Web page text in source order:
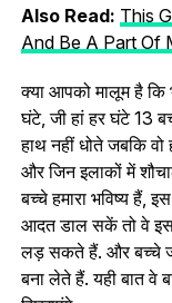
Also Read: This
And Be A Part Of
क्या आपको मालूम है कि
घंटे, जी हां हर घंटे 13
हाथ नहीं धोते जबकि
और जिन इलाकों में
बच्चे हमारा भविष्य हैं,
आदत डाल सकें तो वे इस
लड़ सकते हैं. और बच्चे
बना लेते हैं. यही बात वे